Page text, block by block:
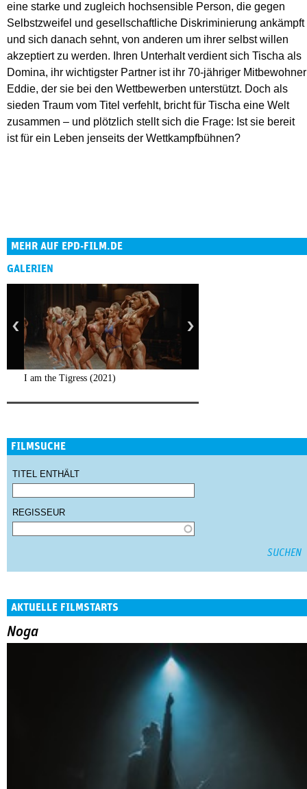
eine starke und zugleich hochsensible Person, die gegen
Selbstzweifel und gesellschaftliche Diskriminierung ankämpft
und sich danach sehnt, von anderen um ihrer selbst willen
akzeptiert zu werden. Ihren Unterhalt verdient sich Tischa als
Domina, ihr wichtigster Partner ist ihr 70-jähriger Mitbewohner
Eddie, der sie bei den Wettbewerben unterstützt. Doch als
sieden Traum vom Titel verfehlt, bricht für Tischa eine Welt
zusammen – und plötzlich stellt sich die Frage: Ist sie bereit
ist für ein Leben jenseits der Wettkampfbühnen?
MEHR AUF EPD-FILM.DE
GALERIEN
I am the Tigress (2021)
FILMSUCHE
TITEL ENTHÄLT
REGISSEUR
AKTUELLE FILMSTARTS
Noga